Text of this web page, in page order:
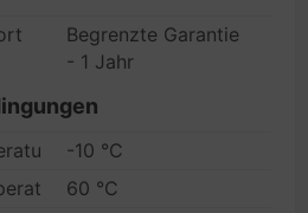
Begrenzte Garantie
- 1 Jahr
-10 °C
60 °C